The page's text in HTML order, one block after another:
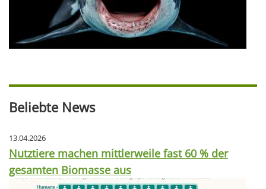
Beliebte News
13.04.2026
Nutztiere machen mittlerweile fast 60 % der
gesamten Biomasse aus